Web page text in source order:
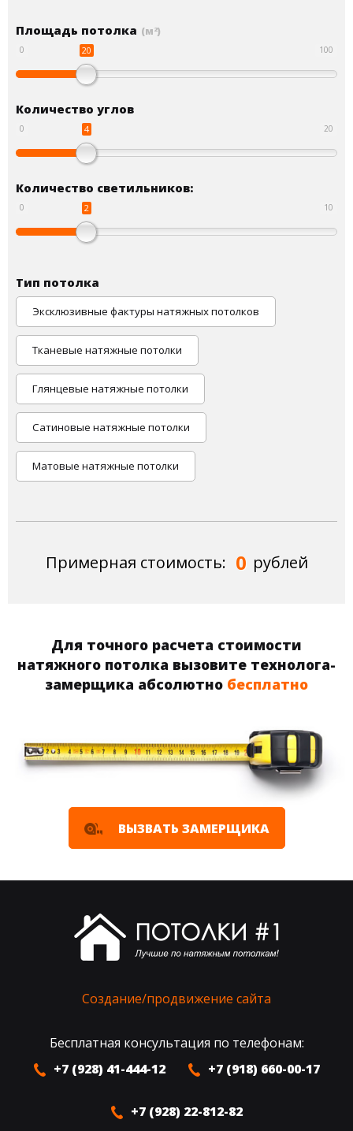
Площадь потолка (м 2)
0 100
20
Количество углов
0 20
4
Количество светильников:
0 10
2
Тип потолка
Эксклюзивные фактуры натяжных потолков
Тканевые натяжные потолки
Глянцевые натяжные потолки
Сатиновые натяжные потолки
Матовые натяжные потолки
Примерная стоимость: 0 рублей
Для точного расчета стоимости
натяжного потолка вызовите технолога-
замерщика абсолютно бесплатно
ВЫЗВАТЬ ЗАМЕРЩИКА
Создание/продвижение сайта
Бесплатная консультация по телефонам:
+7 (928) 41-444-12
+7 (918) 660-00-17
+7 (928) 22-812-82